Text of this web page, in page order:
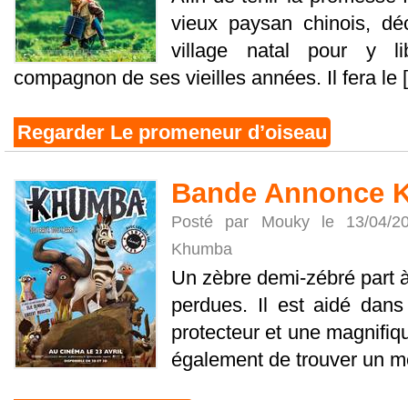
vieux paysan chinois,
village natal pour y
compagnon de ses vieilles années. Il fera le
Regarder Le promeneur d’oiseau
Bande Annonce
Posté par Mouky le 13/04/
Khumba
Un zèbre demi-zébré part
perdues. Il est aidé
protecteur et une
également de trouver un